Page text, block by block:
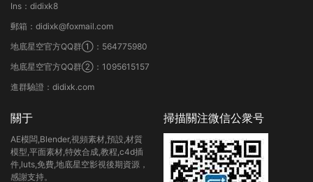
Ins：didixk8
郵箱：didixk@foxmail.com
地底星空官方QQ群①：564775980
地底星空官方QQ群②：1095615157
進群驗證：didixk.com
關于
AE模闆,Blender,視頻素材,預設,材質
模型,平面素材,特效合成,教程,c4d插
件,luts,免費,地底星空影視後期資源，
感謝支持。
掃描關注微信公衆号